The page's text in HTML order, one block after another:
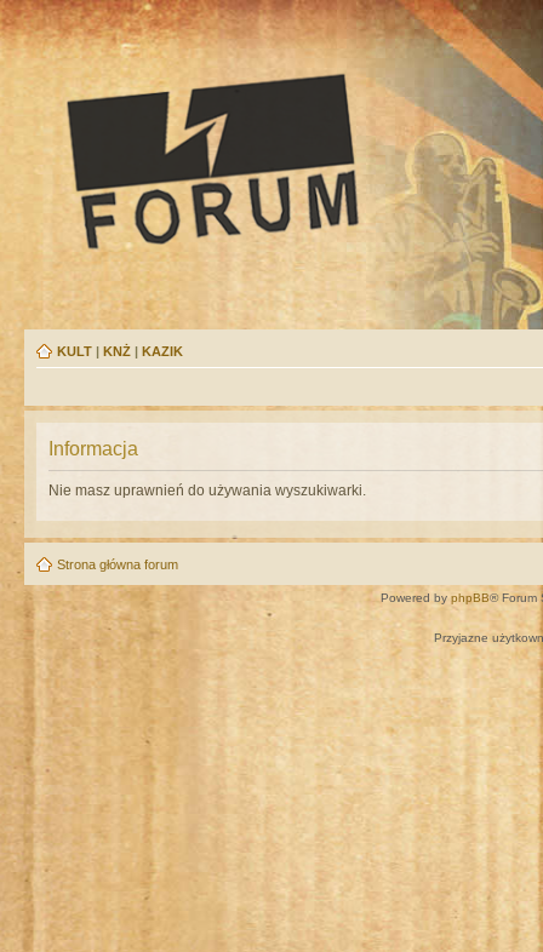
KULT | KNŻ | KAZIK
Informacja
Nie masz uprawnień do używania wyszukiwarki.
Strona główna forum
Powered by phpBB® Forum
Przyjazne